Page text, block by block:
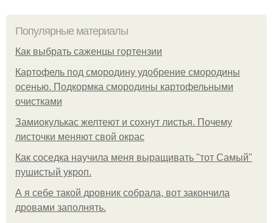
Популярные материалы
Как выбрать саженцы гортензии
Картофель под смородину удобрение смородины
осенью. Подкормка смородины картофельными
очистками
Замиокулькас желтеют и сохнут листья. Почему
листочки меняют свой окрас
Как соседка научила меня выращивать "тот Самый"
пушистый укроп.
А я себе такой дровник собрала, вот закончила
дровами заполнять.